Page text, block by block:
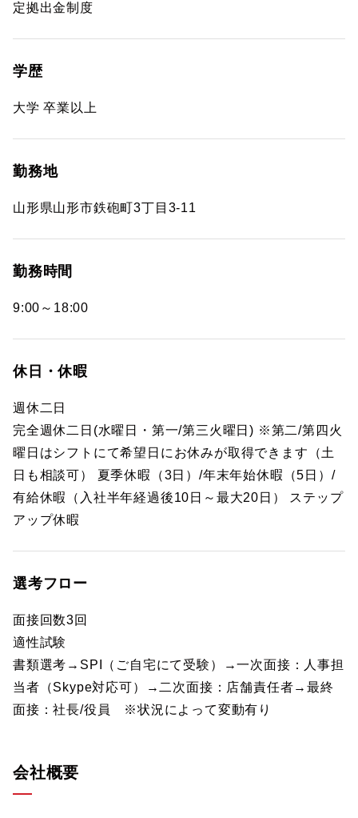
定拠出金制度
学歴
大学 卒業以上
勤務地
山形県山形市鉄砲町3丁目3-11
勤務時間
9:00～18:00
休日・休暇
週休二日
完全週休二日(水曜日・第一/第三火曜日) ※第二/第四火
曜日はシフトにて希望日にお休みが取得できます（土
日も相談可） 夏季休暇（3日）/年末年始休暇（5日）/
有給休暇（入社半年経過後10日～最大20日） ステップ
アップ休暇
選考フロー
面接回数3回
適性試験
書類選考→SPI（ご自宅にて受験）→一次面接：人事担
当者（Skype対応可）→二次面接：店舗責任者→最終
面接：社長/役員 ※状況によって変動有り
会社概要